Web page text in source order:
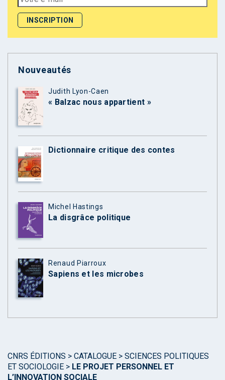
Nouveautés
Judith Lyon-Caen
« Balzac nous appartient »
Dictionnaire critique des contes
Michel Hastings
La disgrâce politique
Renaud Piarroux
Sapiens et les microbes
CNRS ÉDITIONS > CATALOGUE > SCIENCES POLITIQUES
ET SOCIOLOGIE > LE PROJET PERSONNEL ET
L’INNOVATION SOCIALE